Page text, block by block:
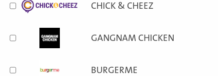
CHICK & CHEEZ
GANGNAM CHICKEN
BURGERME